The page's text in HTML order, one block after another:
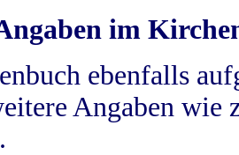
im
ebenfalls
Angaben wie